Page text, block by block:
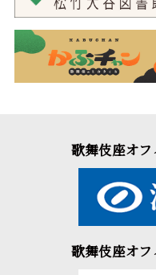
歌舞伎座オ
歌舞伎座オ